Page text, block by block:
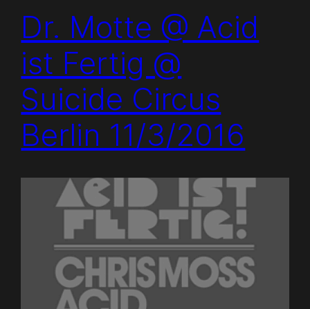
Dr. Motte @ Acid
ist Fertig @
Suicide Circus
Berlin 11/3/2016